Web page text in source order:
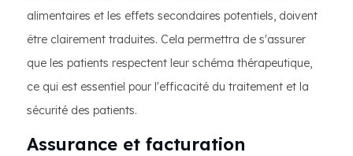
alimentaires et les effets secondaires potentiels, doivent
être clairement traduites. Cela permettra de s'assurer
que les patients respectent leur schéma thérapeutique,
ce qui est essentiel pour l'efficacité du traitement et la
sécurité des patients.
Assurance et facturation